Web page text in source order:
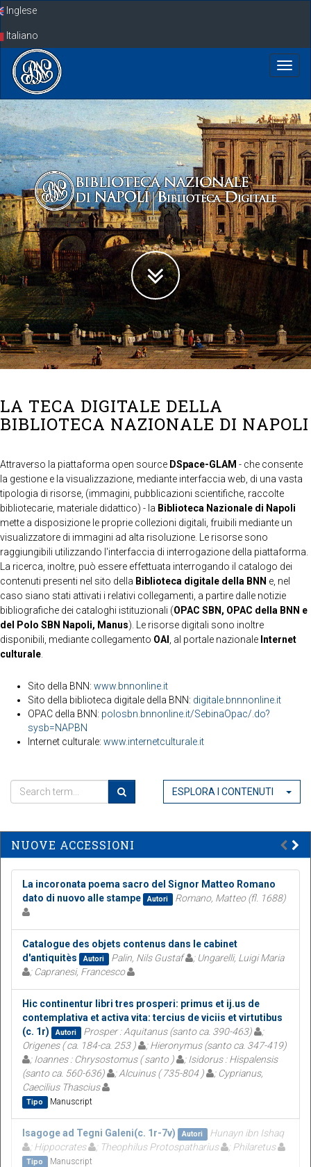
SkipInglese
Italiano
LA TECA DIGITALE DELLA
BIBLIOTECA NAZIONALE DI NAPOLI
Attraverso la piattaforma open source DSpace-GLAM - che consente
la gestione e la visualizzazione, mediante interfaccia web, di una vasta
tipologia di risorse, (immagini, pubblicazioni scientifiche, raccolte
bibliotecarie, materiale didattico) - la Biblioteca Nazionale di Napoli
mette a disposizione le proprie collezioni digitali, fruibili mediante un
visualizzatore di immagini ad alta risoluzione. Le risorse sono
raggiungibili utilizzando l'interfaccia di interrogazione della piattaforma.
La ricerca, inoltre, può essere effettuata interrogando il catalogo dei
contenuti presenti nel sito della Biblioteca digitale della BNN e, nel
caso siano stati attivati i relativi collegamenti, a partire dalle notizie
bibliografiche dei cataloghi istituzionali (OPAC SBN, OPAC della BNN e
del Polo SBN Napoli, Manus). Le risorse digitali sono inoltre
disponibili, mediante collegamento OAI , al portale nazionale Internet
culturale
Sito della BNN: www.bnnonline.it
Sito della biblioteca digitale della BNN: digitale.bnnnonline.it
OPAC della BNN: polosbn.bnnonline.it/SebinaOpac/.do?
sysb=NAPBN
Internet culturale: www.internetculturale.it
ESPLORA I CONTENUTI
NUOVE ACCESSIONI
La incoronata poema sacro del Signor Matteo Romano
dato di nuovo alle stampe
Autori Romano, Matteo (fl. 1688)
Catalogue des objets contenus dans le cabinet
d'antiquitès
Autori Palin, Nils Gustaf
; Ungarelli, Luigi Maria
; Capranesi, Francesco
Hic continentur libri tres prosperi: primus et ij.us de
contemplativa et activa vita: tercius de viciis et virtutibus
(c. 1r)
Autori Prosper : Aquitanus (santo ca. 390-463)
;
Origenes ( ca. 184-ca. 253 )
; Hieronymus (santo ca. 347-419)
; Ioannes : Chrysostomus ( santo )
; Isidorus : Hispalensis
(santo ca. 560-636)
; Alcuinus ( 735-804 )
; Cyprianus,
Caecilius Thascius
Tipo Manuscript
Isagoge ad Tegni Galeni(c. 1r-7v) Autori
Hunayn ibn Ishaq
; Hippocrates
; Theophilus Protospatharius ; Philaretus
Tipo Manuscript